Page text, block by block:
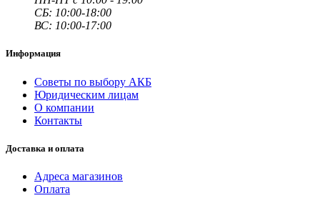
СБ: 10:00-18:00
ВС: 10:00-17:00
Информация
Советы по выбору АКБ
Юридическим лицам
О компании
Контакты
Доставка и оплата
Адреса магазинов
Оплата